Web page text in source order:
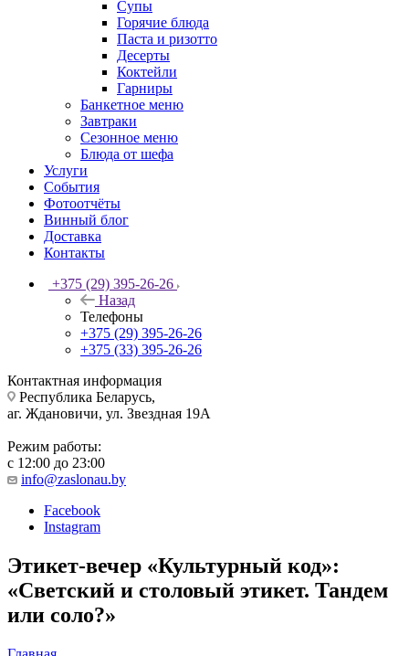
Супы
Горячие блюда
Паста и ризотто
Десерты
Коктейли
Гарниры
Банкетное меню
Завтраки
Сезонное меню
Блюда от шефа
Услуги
События
Фотоотчёты
Винный блог
Доставка
Контакты
+375 (29) 395-26-26
Назад
Телефоны
+375 (29) 395-26-26
+375 (33) 395-26-26
Контактная информация
Республика Беларусь,
аг. Ждановичи, ул. Звездная 19А
Режим работы:
с 12:00 до 23:00
info@zaslonau.by
Facebook
Instagram
Этикет-вечер «Культурный код»:
«Светский и столовый этикет. Тандем
или соло?»